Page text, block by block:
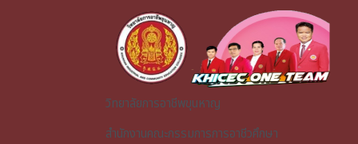
วิทยาลัยการอาชีพขุนหาญ
สำนักงานคณะกรรมการการอาชีวศึกษา